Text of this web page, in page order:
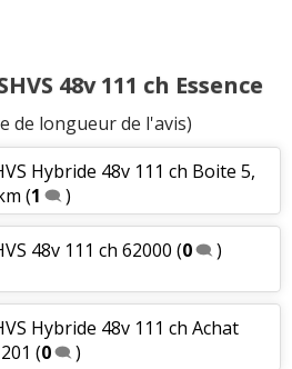
3n'aiment pas
48v 111 ch Essence
de longueur de l'avis)
Hybride 48v 111 ch Boite 5,
(1 )
48v 111 ch 62000 (0 )
Hybride 48v 111 ch Achat
(0 )